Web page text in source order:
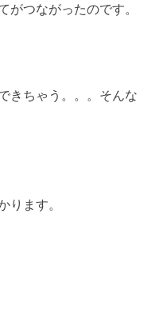
がつながったのです。
きちゃう。。。そんな
ります。